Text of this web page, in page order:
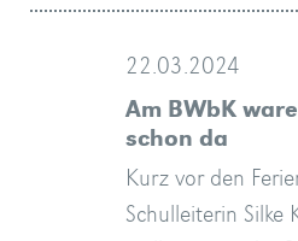
22.03.2024
Am BWbK
schon da
Kurz vor den
Schulleiterin Silke